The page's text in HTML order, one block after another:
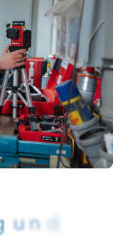
und